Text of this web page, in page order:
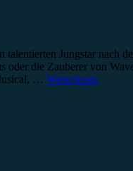
Jungstar nach
die Zauberer von
… Weiterlesen